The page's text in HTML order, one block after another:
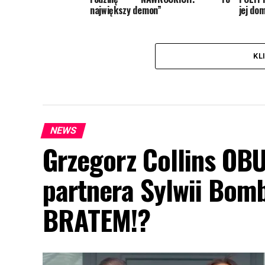
największy demon” jej
NEWS
Grzegorz Collins
partnera Sylwii
BRATEM!?